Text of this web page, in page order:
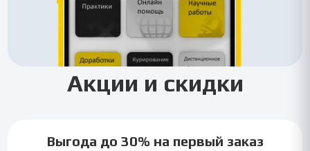
Акции и скидки
Выгода до 30% на первый заказ